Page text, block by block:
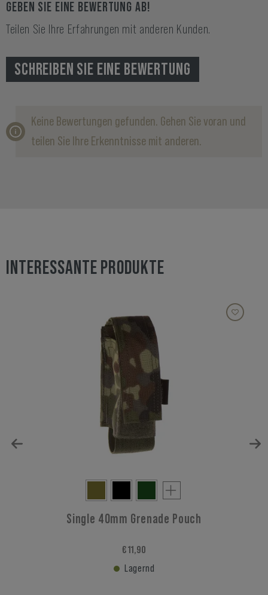
GEBEN SIE EINE BEWERTUNG AB!
Teilen Sie Ihre Erfahrungen mit anderen Kunden.
SCHREIBEN SIE EINE BEWERTUNG
Keine Bewertungen gefunden. Gehen Sie voran und
teilen Sie Ihre Erkenntnisse mit anderen.
INTERESSANTE PRODUKTE
Single 40mm Grenade Pouch
€ 11,90
Lagernd